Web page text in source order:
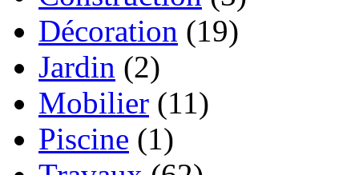
Décoration (19)
Jardin (2)
Mobilier (11)
Piscine (1)